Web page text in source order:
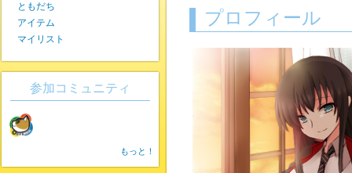
プロフィール
ともだち
アイテム
マイリスト
参加コミュニティ
もっと！